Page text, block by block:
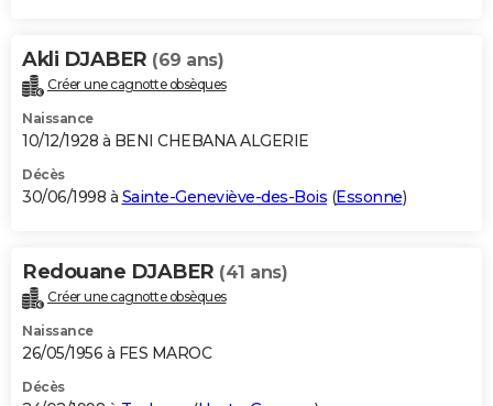
Akli DJABER (69 ans)
Créer une cagnotte obsèques
Naissance
10/12/1928 à BENI CHEBANA ALGERIE
Décès
30/06/1998 à Sainte-Geneviève-des-Bois (Essonne)
Redouane DJABER (41 ans)
Créer une cagnotte obsèques
Naissance
26/05/1956 à FES MAROC
Décès